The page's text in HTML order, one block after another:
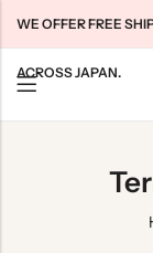
WE OFFER FREE
ACROSS JAPAN.
Japan Tourists
Japan Long-
Home WiFi
Pocket WiFi